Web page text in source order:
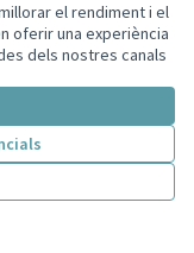
el rendiment i el
oferir una experiència
dels nostres canals